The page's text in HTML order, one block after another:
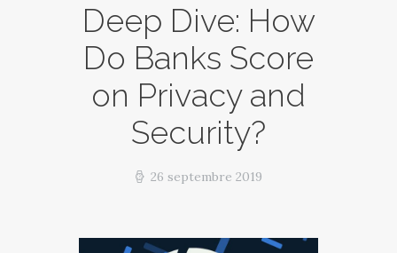
Deep Dive: How
Do Banks Score
on Privacy and
Security?
26 septembre 2019
A PROPOS